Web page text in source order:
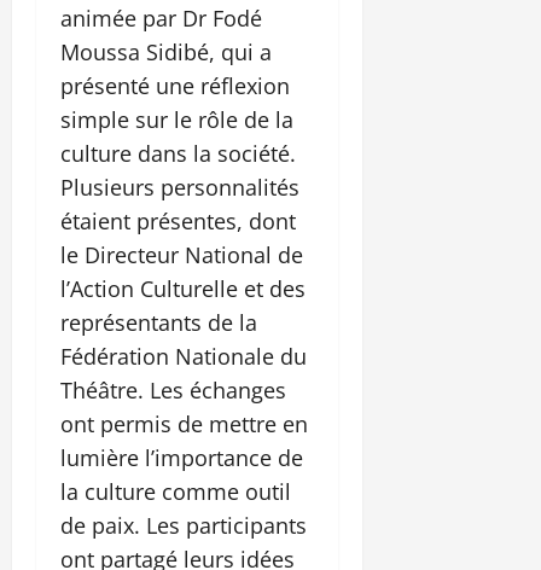
animée par Dr Fodé
Moussa Sidibé, qui a
présenté une réflexion
simple sur le rôle de la
culture dans la société.
Plusieurs personnalités
étaient présentes, dont
le Directeur National de
l’Action Culturelle et des
représentants de la
Fédération Nationale du
Théâtre. Les échanges
ont permis de mettre en
lumière l’importance de
la culture comme outil
de paix. Les participants
ont partagé leurs idées